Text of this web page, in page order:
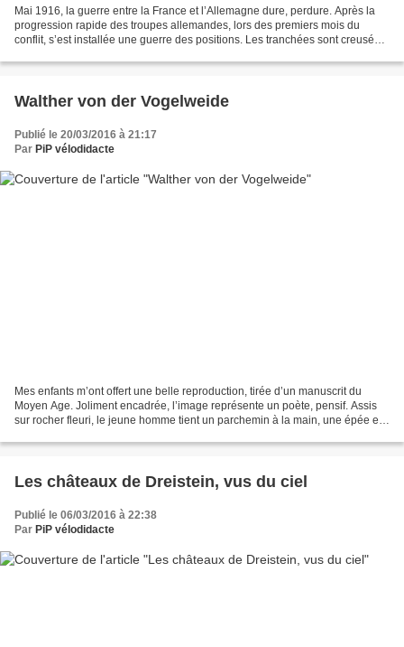
Mai 1916, la guerre entre la France et l’Allemagne dure, perdure. Après la
progression rapide des troupes allemandes, lors des premiers mois du
conflit, s’est installée une guerre des positions. Les tranchées sont creusées.
Walther von der Vogelweide
Publié le 20/03/2016 à 21:17
Par PiP vélodidacte
Mes enfants m’ont offert une belle reproduction, tirée d’un manuscrit du
Moyen Age. Joliment encadrée, l’image représente un poète, pensif. Assis
sur rocher fleuri, le jeune homme tient un parchemin à la main, une épée est
Les châteaux de Dreistein, vus du ciel
Publié le 06/03/2016 à 22:38
Par PiP vélodidacte